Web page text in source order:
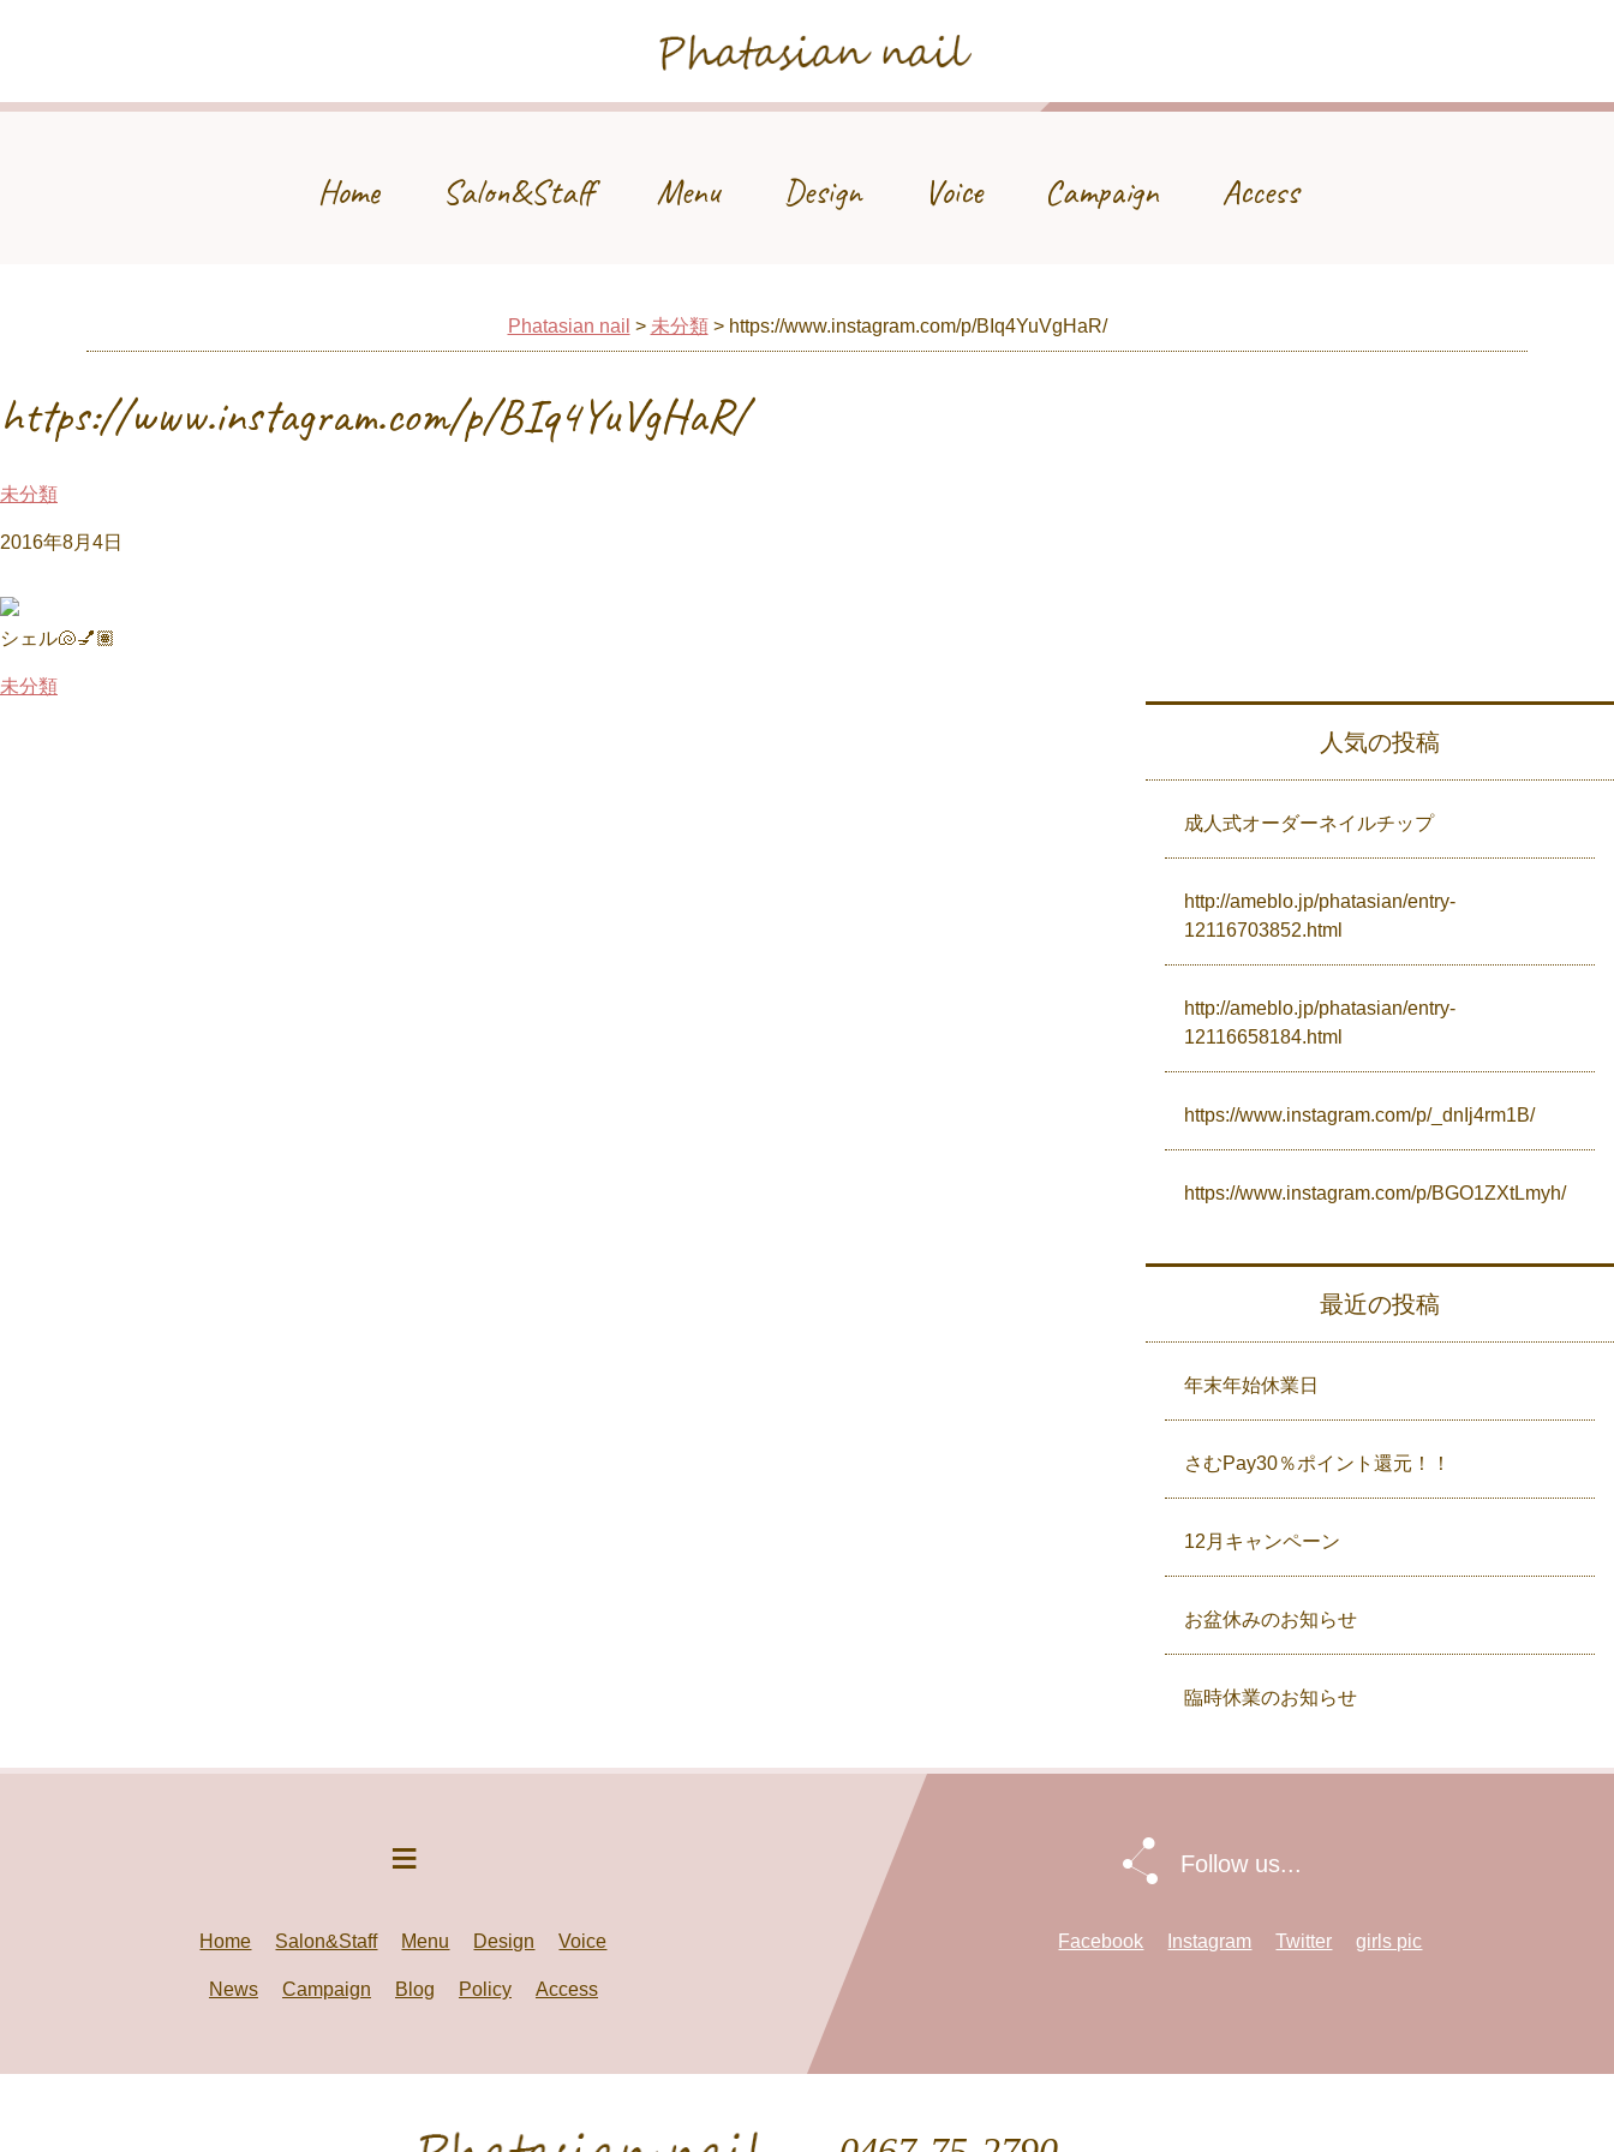
Phatasian nail
Home Salon&Staff Menu Design Voice Campaign Access
Phatasian nail > 未分類> https://www.instagram.com/p/BIq4YuVgHaR/
https://www.instagram.com/p/BIq4YuVgHaR/
未分類
2016年8月4日
シェル🐚💅🏽
未分類
人気の投稿
成人式オーダーネイルチップ
http://ameblo.jp/phatasian/entry-
12116703852.html
http://ameblo.jp/phatasian/entry-
12116658184.html
https://www.instagram.com/p/_dnIj4rm1B/
https://www.instagram.com/p/BGO1ZXtLmyh/
最近の投稿
年末年始休業日
さむPay30％ポイント還元！！
12月キャンペーン
お盆休みのお知らせ
臨時休業のお知らせ
Home Salon&Staff Menu Design Voice
News Campaign Blog Policy Access
Follow us...
Facebook Instagram Twitter girls pic